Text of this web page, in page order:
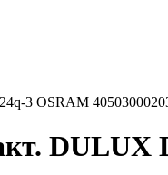
3 OSRAM
DULUX